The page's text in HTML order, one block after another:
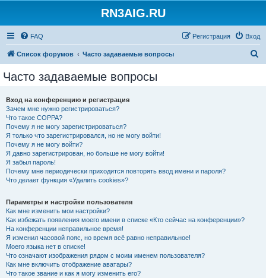
RN3AIG.RU
FAQ Вход
Регистрация
Список форумов Часто задаваемые вопросы
Часто задаваемые вопросы
Вход на конференцию и регистрация
Зачем мне нужно регистрироваться?
Что такое COPPA?
Почему я не могу зарегистрироваться?
Я только что зарегистрировался, но не могу войти!
Почему я не могу войти?
Я давно зарегистрирован, но больше не могу войти!
Я забыл пароль!
Почему мне периодически приходится повторять ввод имени и пароля?
Что делает функция «Удалить cookies»?
Параметры и настройки пользователя
Как мне изменить мои настройки?
Как избежать появления моего имени в списке «Кто сейчас на конференции»?
На конференции неправильное время!
Я изменил часовой пояс, но время всё равно неправильное!
Моего языка нет в списке!
Что означают изображения рядом с моим именем пользователя?
Как мне включить отображение аватары?
Что такое звание и как я могу изменить его?